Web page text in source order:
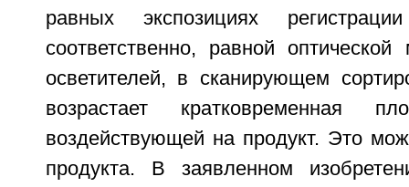
равных экспозициях
соответственно, равной
осветителей, в сканирующем
возрастает кратковременная
воздействующей на продукт. Это
продукта. В заявленном